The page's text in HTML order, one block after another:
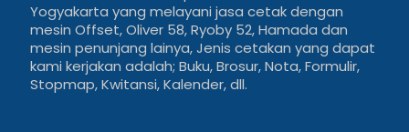
Yogyakarta yang melayani jasa cetak dengan
mesin Offset, Oliver 58, Ryoby 52, Hamada dan
mesin penunjang lainya, Jenis cetakan yang dapat
kami kerjakan adalah; Buku, Brosur, Nota, Formulir,
Stopmap, Kwitansi, Kalender, dll.